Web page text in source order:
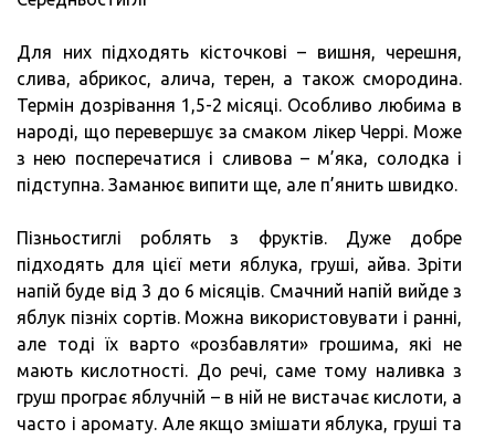
Для них підходять кісточкові – вишня, черешня,
слива, абрикос, алича, терен, а також смородина.
Термін дозрівання 1,5-2 місяці. Особливо любима в
народі, що перевершує за смаком лікер Черрі. Може
з нею посперечатися і сливова – м’яка, солодка і
підступна. Заманює випити ще, але п’янить швидко.
Пізньостиглі роблять з фруктів. Дуже добре
підходять для цієї мети яблука, груші, айва. Зріти
напій буде від 3 до 6 місяців. Смачний напій вийде з
яблук пізніх сортів. Можна використовувати і ранні,
але тоді їх варто «розбавляти» грошима, які не
мають кислотності. До речі, саме тому наливка з
груш програє яблучній – в ній не вистачає кислоти, а
часто і аромату. Але якщо змішати яблука, груші та